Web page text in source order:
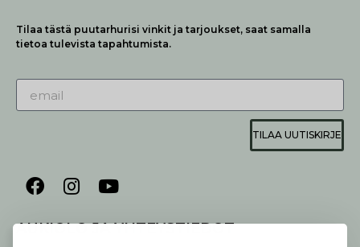
Tilaa tästä puutarhurisi vinkit ja tarjoukset, saat samalla
tietoa tulevista tapahtumista.
TILAA UUTISKIRJE
AUKIOLO JA YHTEYSTIEDOT